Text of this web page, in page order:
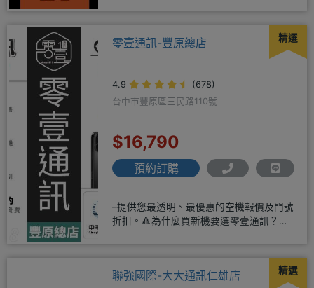
精選
零壹通訊-豐原總店
4.9
(678)
台中市豐原區三民路110號
$16,790
預約訂購
–提供您最透明、最優惠的空機報價及門號
折扣。🔺為什麼買新機要選零壹通訊？
精選
聯強國際-大大通訊仁雄店